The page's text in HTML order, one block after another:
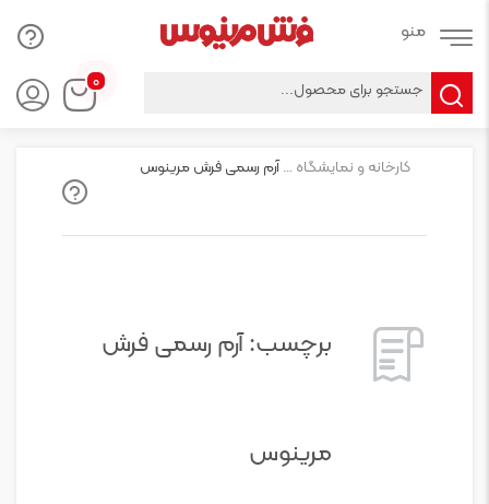
۰
Products
search
کارخانه و نمایشگاه فرش ماشینی مرینوسآرم رسمی فرش مرینوس
برچسب:آرم رسمی فرش
مرینوس